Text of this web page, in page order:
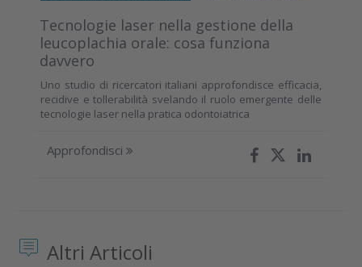
Tecnologie laser nella gestione della
leucoplachia orale: cosa funziona
davvero
Uno studio di ricercatori italiani approfondisce efficacia,
recidive e tollerabilità svelando il ruolo emergente delle
tecnologie laser nella pratica odontoiatrica
Approfondisci
Altri Articoli